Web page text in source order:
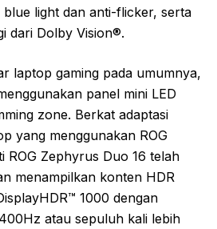
light dan anti-flicker, serta
dari Dolby Vision®.
laptop gaming pada umumnya,
panel mini LED
zone. Berkat adaptasi
yang menggunakan ROG
ROG Zephyrus Duo 16 telah
menampilkan konten HDR
1000 dengan
atau sepuluh kali lebih